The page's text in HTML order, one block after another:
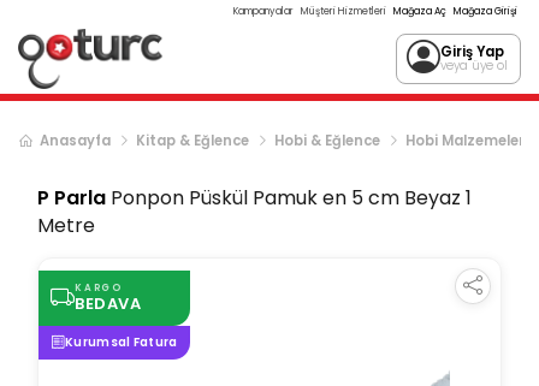
Kampanyalar Müşteri Hizmetleri Mağaza Aç Mağaza Girişi
Giriş Yap
veya üye ol
Anasayfa Kitap & Eğlence Hobi & Eğlence Hobi Malzemeleri
P Parla Ponpon Püskül Pamuk en 5 cm Beyaz 1
Metre
KARGO
BEDAVA
Kurumsal Fatura